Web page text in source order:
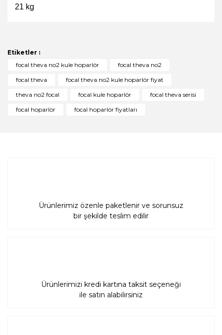
21 kg
Yorum Yaz
Ürün bilgilerinde hatalar bulunuyor.
Ürün fiyatı diğer sitelerden daha pahalı.
Etiketler :
focal theva no2 kule hoparlör
focal theva no2
focal theva
focal theva no2 kule hoparlör fiyat
theva no2 focal
focal kule hoparlör
focal theva serisi
focal hoparlör
focal hoparlör fiyatları
Ürünlerimiz özenle paketlenir ve sorunsuz
bir şekilde teslim edilir
Ürünlerimizi kredi kartına taksit seçeneği
ile satın alabilirsiniz